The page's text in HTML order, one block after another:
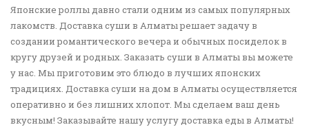
Японские роллы давно стали одним из самых популярных
лакомств. Доставка суши в Алматы решает задачу в
создании романтического вечера и обычных посиделок в
кругу друзей и родных. Заказать суши в Алматы вы можете
у нас. Мы приготовим это блюдо в лучших японских
традициях. Доставка суши на дом в Алматы осуществляется
оперативно и без лишних хлопот. Мы сделаем ваш день
вкусным! Заказывайте нашу услугу доставка еды в Алматы!